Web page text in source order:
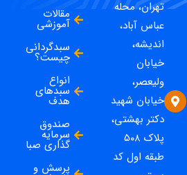
تهران، محله
عباس آباد،
اندیشه،
خیابان
ولیعصر،
خیابان شهید
دکتر بهشتی،
پلاک ۵۰۸
طبقه اول کد
مقالات
آموزشی
سبدگردانی
چیست؟
انواع
سبدهای
هدف
صندوق
سرمایه
گذاری صبا
پرسش و